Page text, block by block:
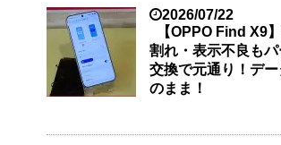
2026/07/22
【OPPO Find X9
割れ・表示不良もパ
交換で元通り！デ
のまま！